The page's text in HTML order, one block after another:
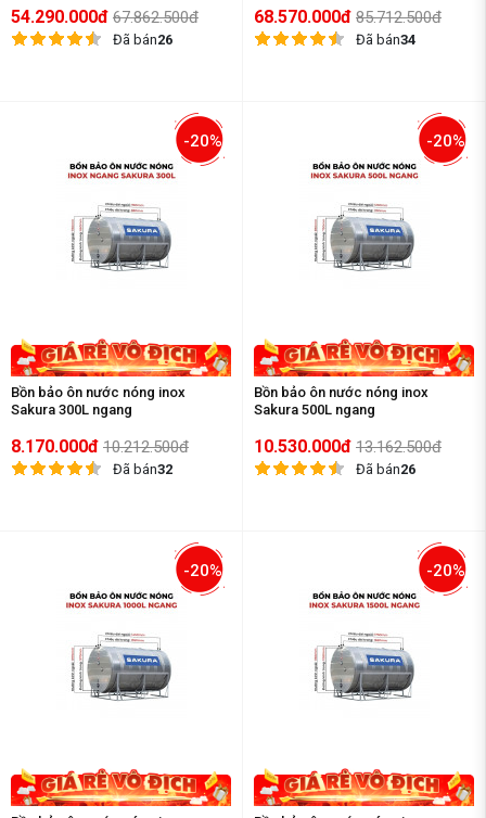
54.290.000đ 67.862.500đ
Đã bán26
68.570.000đ 85.712.500đ
Đã bán34
-20%
Bồn bảo ôn nước nóng inox
Sakura 300L ngang
8.170.000đ 10.212.500đ
Đã bán32
-20%
Bồn bảo ôn nước nóng inox
Sakura 500L ngang
10.530.000đ 13.162.500đ
Đã bán26
-20% -20%